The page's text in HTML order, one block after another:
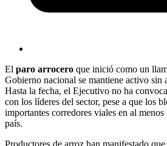
El paro arrocero que inició como un
Gobierno nacional se mantiene activo sin
Hasta la fecha, el Ejecutivo no ha
con los líderes del sector, pese a que los
importantes corredores viales en al
país.